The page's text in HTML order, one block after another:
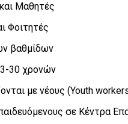
Μαθητές
Φοιτητές
βαθμίδων
30 χρονών
με νέους (Youth
σε Κέντρα